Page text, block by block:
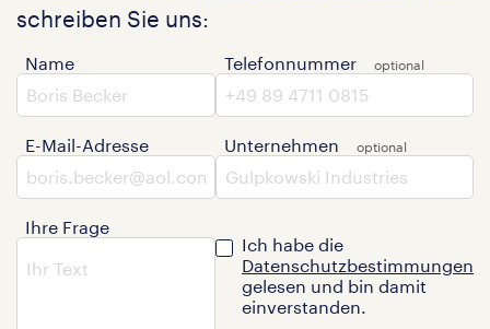
schreiben Sie uns:
Name
E-Mail-Adresse
Ihre Frage
Telefonnummer
Unternehmen
Ich habe die
Datenschutzbestimmungen
gelesen und bin damit
einverstanden.